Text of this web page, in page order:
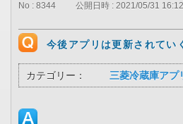
No : 8344 公開日時 : 2021/05/31 16:12
今後アプリは更新されてい
カテゴリー： 三菱冷蔵庫アプ